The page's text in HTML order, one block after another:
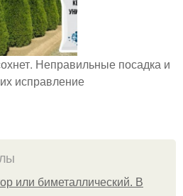
Неправильные посадка и
исправление
или биметаллический. В